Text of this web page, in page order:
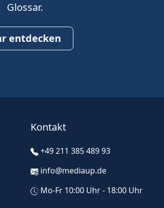
Glossar.
entdecken
Kontakt
+49 211 385 489 93
info@mediaup.de
Mo-Fr 10:00 Uhr - 18:00 Uhr